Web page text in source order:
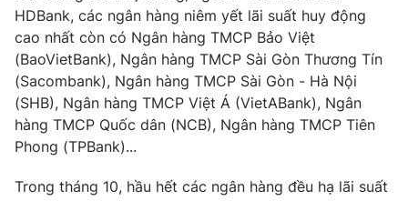
® Cấm sao chép dưới mọi hình thức nếu không có sự chấp
thuận bằng văn bản. Ghi rõ nguồn VTV.vn khi phát hành lại
thông tin từ website này.
HDBank, các ngân hàng niêm yết lãi suất huy động
cao nhất còn có Ngân hàng TMCP Bảo Việt
(BaoVietBank), Ngân hàng TMCP Sài Gòn Thương Tín
(Sacombank), Ngân hàng TMCP Sài Gòn - Hà Nội
(SHB), Ngân hàng TMCP Việt Á (VietABank), Ngân
hàng TMCP Quốc dân (NCB), Ngân hàng TMCP Tiên
Phong (TPBank)...
Trong tháng 10, hầu hết các ngân hàng đều hạ lãi suất